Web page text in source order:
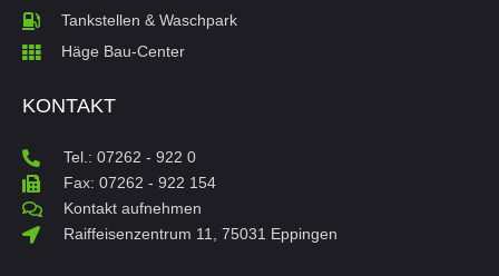
Tankstellen & Waschpark
Häge Bau-Center
KONTAKT
Tel.: 07262 - 922 0
Fax: 07262 - 922 154
Kontakt aufnehmen
Raiffeisenzentrum 11, 75031 Eppingen